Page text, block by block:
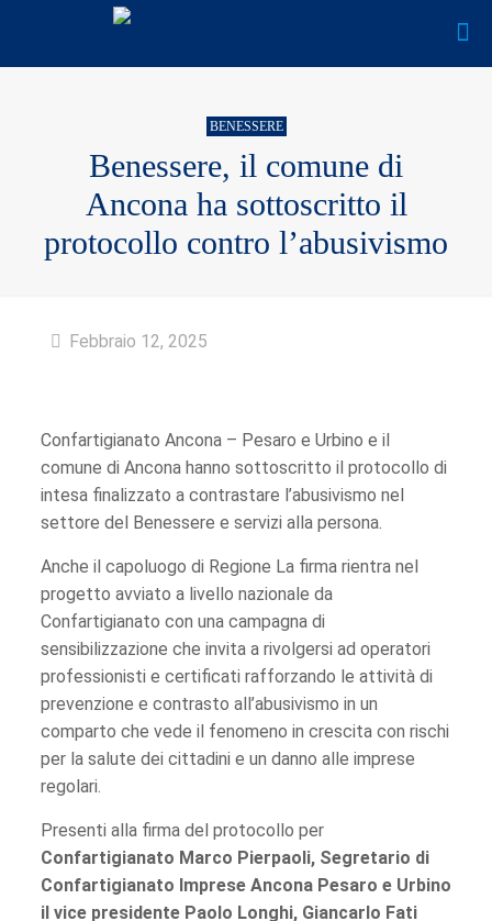
BENESSERE
Benessere, il comune di
Ancona ha sottoscritto il
protocollo contro l’abusivismo
Febbraio 12, 2025
Confartigianato Ancona – Pesaro e Urbino e il
comune di Ancona hanno sottoscritto il protocollo di
intesa finalizzato a contrastare l’abusivismo nel
settore del Benessere e servizi alla persona.
Anche il capoluogo di Regione La firma rientra nel
progetto avviato a livello nazionale da
Confartigianato con una campagna di
sensibilizzazione che invita a rivolgersi ad operatori
professionisti e certificati rafforzando le attività di
prevenzione e contrasto all’abusivismo in un
comparto che vede il fenomeno in crescita con rischi
per la salute dei cittadini e un danno alle imprese
regolari.
Presenti alla firma del protocollo per
Confartigianato Marco Pierpaoli, Segretario di
Confartigianato Imprese Ancona Pesaro e Urbino
il vice presidente Paolo Longhi, Giancarlo Fati